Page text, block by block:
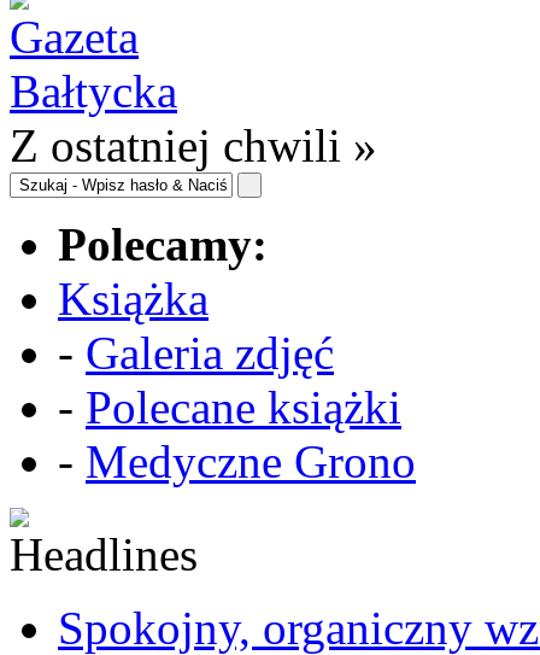
Z ostatniej chwili »
Polecamy:
Książka
- Galeria zdjęć
- Polecane książki
- Medyczne Grono
Spokojny, organiczny